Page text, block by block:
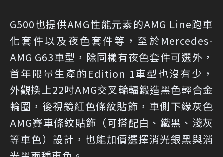
G500也提供AMG性能元素的AMG Line跑車
化套件以及夜色套件等，至於Mercedes-
AMG G63車型，除同樣有夜色套件可選外，
首年限量生產的Edition 1車型也沒有少，
外觀換上22吋AMG交叉輪輻鍛造黑色輕合金
輪圈，後視鏡紅色條紋貼飾，車側下緣灰色
AMG賽車條紋貼飾（可搭配白、鐵黑、淺灰
等車色）設計，也能加價選擇消光銀黑與消